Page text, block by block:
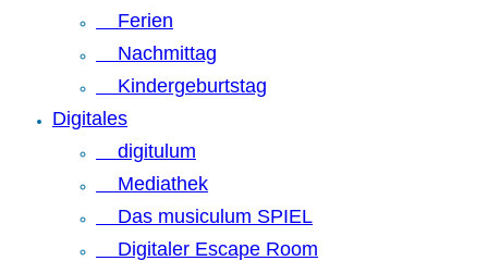
Ferien
Nachmittag
Kindergeburtstag
Digitales
digitulum
Mediathek
Das musiculum SPIEL
Digitaler Escape Room